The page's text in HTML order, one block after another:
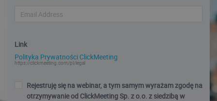
Link
Polityka Prywatności ClickMeeting
https://clickmeeting.com/pl/legal
Rejestruję się na webinar, a tym samym wyrażam zgodę na
otrzymywanie od ClickMeeting Sp. z o.o. z siedzibą w